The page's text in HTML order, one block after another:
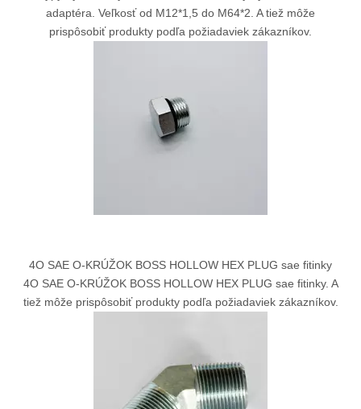
adaptéra. Veľkosť od M12*1,5 do M64*2. A tiež môže
prispôsobiť produkty podľa požiadaviek zákazníkov.
4O SAE O-KRÚŽOK BOSS HOLLOW HEX PLUG sae fitinky
4O SAE O-KRÚŽOK BOSS HOLLOW HEX PLUG sae fitinky. A
tiež môže prispôsobiť produkty podľa požiadaviek zákazníkov.